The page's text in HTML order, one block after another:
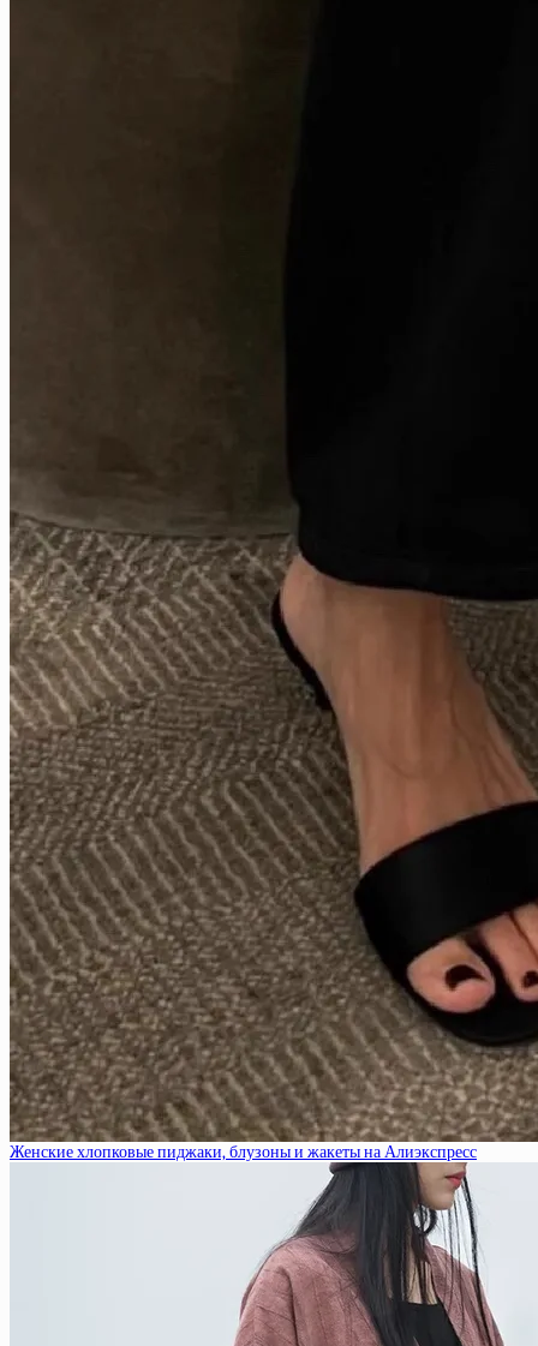
Женские хлопковые пиджаки, блузоны и жакеты на Алиэкспресс